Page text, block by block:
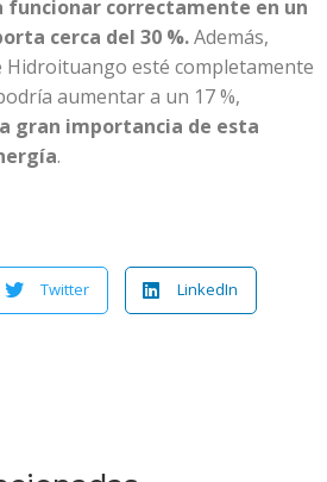
funcionar correctamente en un
cerca del 30 %.Además,
Hidroituango esté completamente
aumentar a un 17 %,
gran importancia de esta
.
Twitter LinkedIn